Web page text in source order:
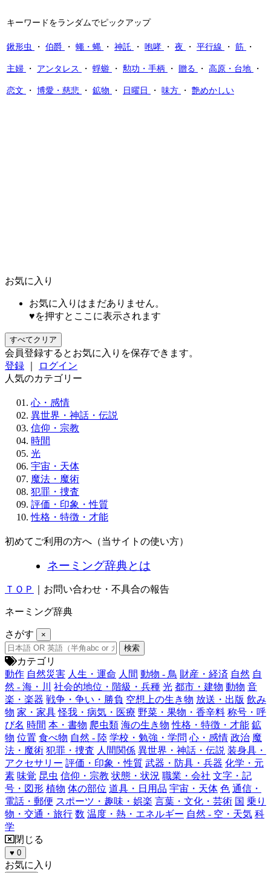
キーワードをランダムでピックアップ
鍬形虫 ・ 伯爵 ・ 蠅・蝿 ・ 神託 ・ 咆哮 ・ 夜 ・ 平行線 ・ 筋 ・
主婦 ・ アンタレス ・ 蜉蝣 ・ 勲功・手柄 ・ 贈る ・ 高原・台地 ・
恋文 ・ 博愛・慈悲 ・ 鉱物 ・ 日曜日 ・ 味方 ・ 艶めかしい
お気に入り
お気に入りはまだありません。
♥を押すとここに表示されます
すべてクリア
会員登録するとお気に入りを保存できます。
登録
ログイン
人気のカテゴリー
心・感情
異世界・神話・伝説
信仰・宗教
時間
光
宇宙・天体
魔法・魔術
犯罪・捜査
評価・印象・性質
性格・特徴・才能
初めてご利用の方へ（当サイトの使い方）
ネーミング辞典とは
ＴＯＰ ｜お問い合わせ・不具合の報告
ネーミング辞典
さがす ×
カテゴリ
動作 自然災害 人生・運命 人間 動物 - 鳥 財産・経済 自然 自
然 - 海・川
社会的地位・階級・兵種 光 都市・建物 動物 音
楽・楽器 戦争・争い・勝負 空想上の生き物 放送・出版 飲み
物 家・家具 怪我・病気・医療 野菜・果物・香辛料 称号・呼
び名 時間 本・書物 爬虫類 海の生き物 性格・特徴・才能 鉱
物 位置 食べ物 自然 - 陸 学校・勉強・学問 心・感情 政治 魔
法・魔術 犯罪・捜査 人間関係 異世界・神話・伝説 装身具・
アクセサリー 評価・印象・性質 武器・防具・兵器 化学・元
素 味覚 昆虫 信仰・宗教 状態・状況 職業・会社 文字・記
号・図形 植物 体の部位 道具・日用品 宇宙・天体 色 通信・
電話・郵便 スポーツ・趣味・娯楽 言葉・文化・芸術 国 乗り
物・交通・旅行 数 温度・熱・エネルギー 自然 - 空・天気 科
学
閉じる
♥ 0
お気に入り